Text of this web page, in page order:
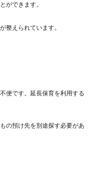
ができます。
整えられています。
便です。延長保育を利用する
の預け先を別途探す必要があ